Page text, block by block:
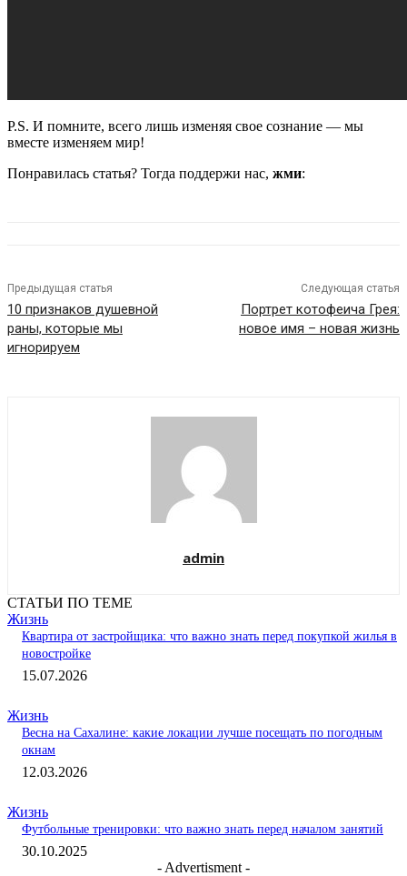
P.S. И помните, всего лишь изменяя свое сознание — мы
вместе изменяем мир!
Понравилась статья? Тогда поддержи нас, жми:
Предыдущая статья
10 признаков душевной
раны, которые мы
игнорируем
Следующая статья
Портрет котофеича Грея:
новое имя – новая жизнь
admin
СТАТЬИ ПО ТЕМЕ
Жизнь
Квартира от застройщика: что важно знать перед покупкой жилья в
новостройке
15.07.2026
Жизнь
Весна на Сахалине: какие локации лучше посещать по погодным
окнам
12.03.2026
Жизнь
Футбольные тренировки: что важно знать перед началом занятий
30.10.2025
- Advertisment -